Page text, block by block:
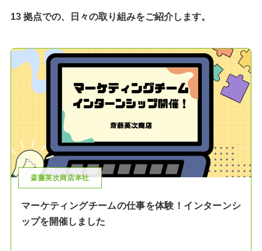
13 拠点での、日々の取り組みをご紹介します。
斎藤英次商店本社
マーケティングチームの仕事を体験！インターンシ
ップを開催しました